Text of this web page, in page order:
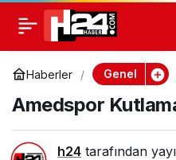
Haberler Genel
Amedspor
h24 tarafından
Amedspor Kutlama
Yaptı